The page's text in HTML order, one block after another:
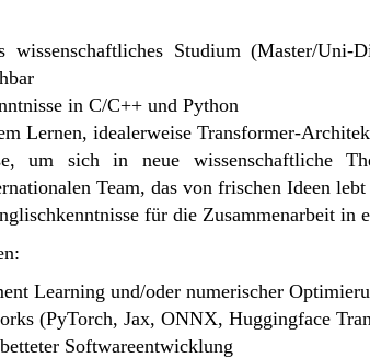
wissenschaftliches Studium (Master/
in C/C++ und Python
Lernen, idealerweise Transformer-
um sich in neue wissenschaftliche
Team, das von frischen Ideen lebt
für die Zusammenarbeit in
Learning und/oder numerischer
(PyTorch, Jax, ONNX, Huggingface
Softwareentwicklung